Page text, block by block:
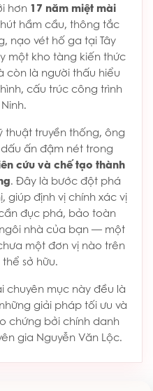
hơn 17 năm miệt mài
hầm cầu, thông tắc
nạo vét hố ga tại Tây
một kho tàng kiến thức
còn là người thấu hiểu
cấu trúc công trình
thuật truyền thống, ông
ấn đậm nét trong
cứu và chế tạo thành
. Đây là bước đột phá
giúp định vị chính xác vị
đục phá, bảo toàn
nhà của bạn — một
một đơn vị nào trên
sở hữu.
chuyên mục này đều là
giải pháp tối ưu và
chứng bởi chính danh
gia Nguyễn Văn Lộc.